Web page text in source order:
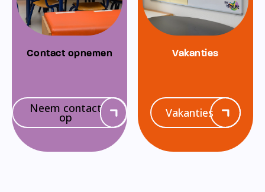
Contact opnemen
Neem contact
op
Vakanties
Vakanties